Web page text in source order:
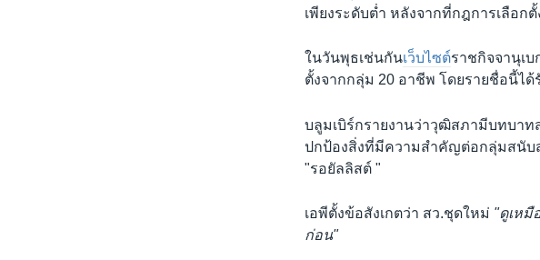
เพียงระดับต่ำ หลังจากที่กฎการเลือก
ในวันพุธเช่นกันเว็บไซต์ราชกิจจานุเบ
ตั้งจากกลุ่ม 20 อาชีพ โดยรายชื่อนี้ไ
บลูมเบิร์กรายงานว่าวุฒิสภามีบทบา
ปกป้องสิ่งที่มีความสำคัญต่อกลุ่มสนับ
"รอยัลลิสต์ "
เอพีตั้งข้อสังเกตว่า สว.ชุดใหม่ "ดูเหมื
ก่อน"